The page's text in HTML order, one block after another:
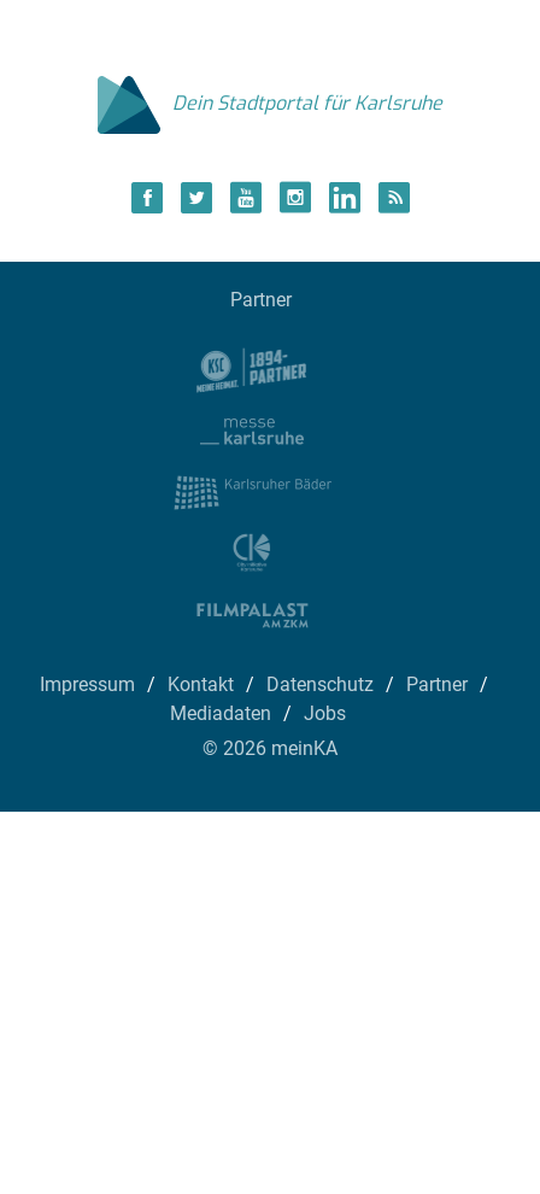
Dein Stadtportal für Karlsruhe
Partner
Impressum Kontakt Datenschutz
Partner
Mediadaten
Jobs
© 2026 meinKA